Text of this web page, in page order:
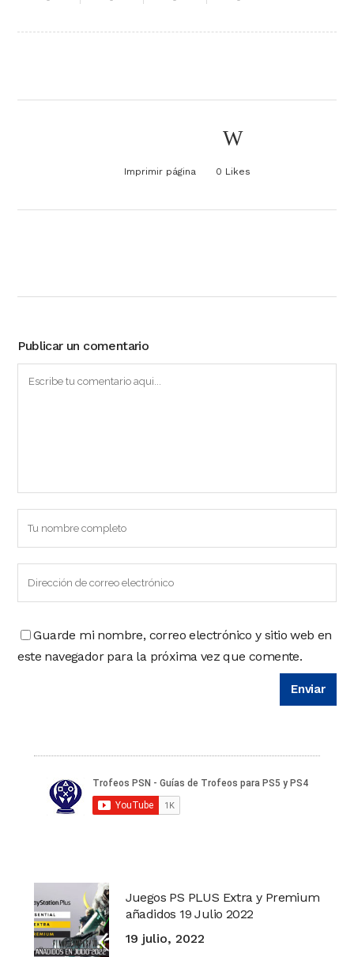
Imprimir página 0 Likes
Publicar un comentario
Guarde mi nombre, correo electrónico y sitio web en
este navegador para la próxima vez que comente.
Juegos PS PLUS Extra y Premium
añadidos 19 Julio 2022
19 julio, 2022